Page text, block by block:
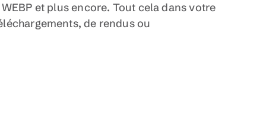
et plus encore. Tout cela dans votre
de rendus ou